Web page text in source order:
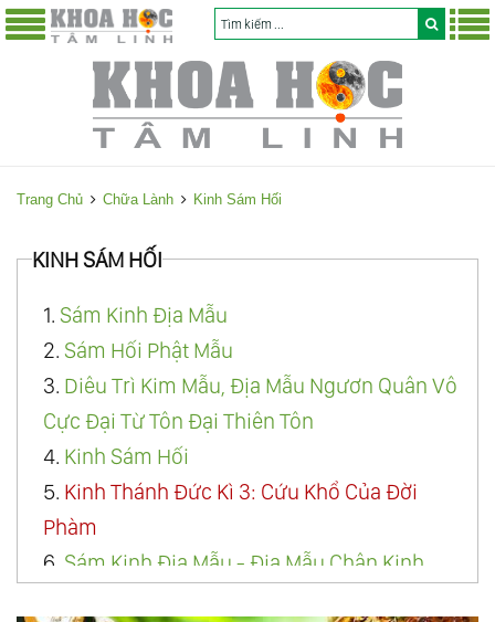
Trang Chủ Chữa Lành Kinh Sám Hối
KINH SÁM HỐI
1. Sám Kinh Địa Mẫu
2. Sám Hối Phật Mẫu
3. Diêu Trì Kim Mẫu, Địa Mẫu Ngươn Quân Vô
Cực Đại Từ Tôn Đại Thiên Tôn
4. Kinh Sám Hối
5. Kinh Thánh Đức Kì 3: Cứu Khổ Của Đời
Phàm
6. Sám Kinh Địa Mẫu - Địa Mẫu Chân Kinh